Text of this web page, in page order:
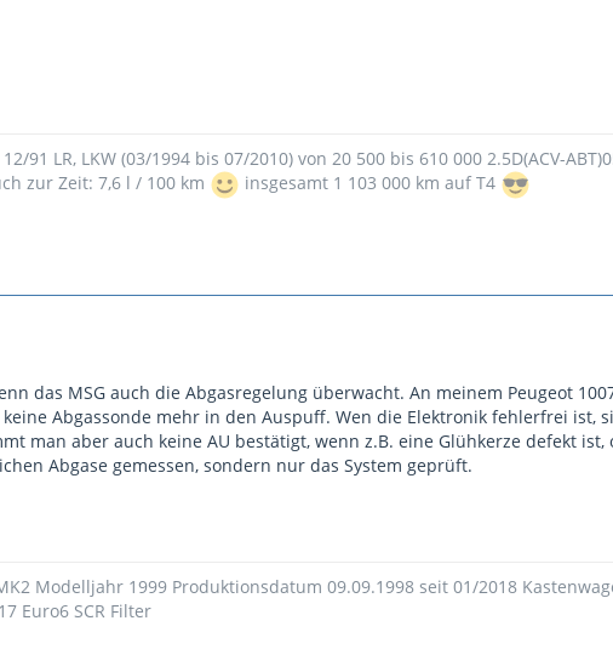
91 LR, LKW (03/1994 bis 07/2010) von 20 500 bis 610 000 2.5D(ACV-
zur Zeit: 7,6 l / 100 km
insgesamt 1 103 000 km auf T4
das MSG auch die Abgasregelung überwacht. An meinem Peugeot
keine Abgassonde mehr in den Auspuff. Wen die Elektronik fehlerfrei ist,
man aber auch keine AU bestätigt, wenn z.B. eine Glühkerze defekt
Abgase gemessen, sondern nur das System geprüft.
Modelljahr 1999 Produktionsdatum 09.09.1998 seit 01/2018
Euro6 SCR Filter